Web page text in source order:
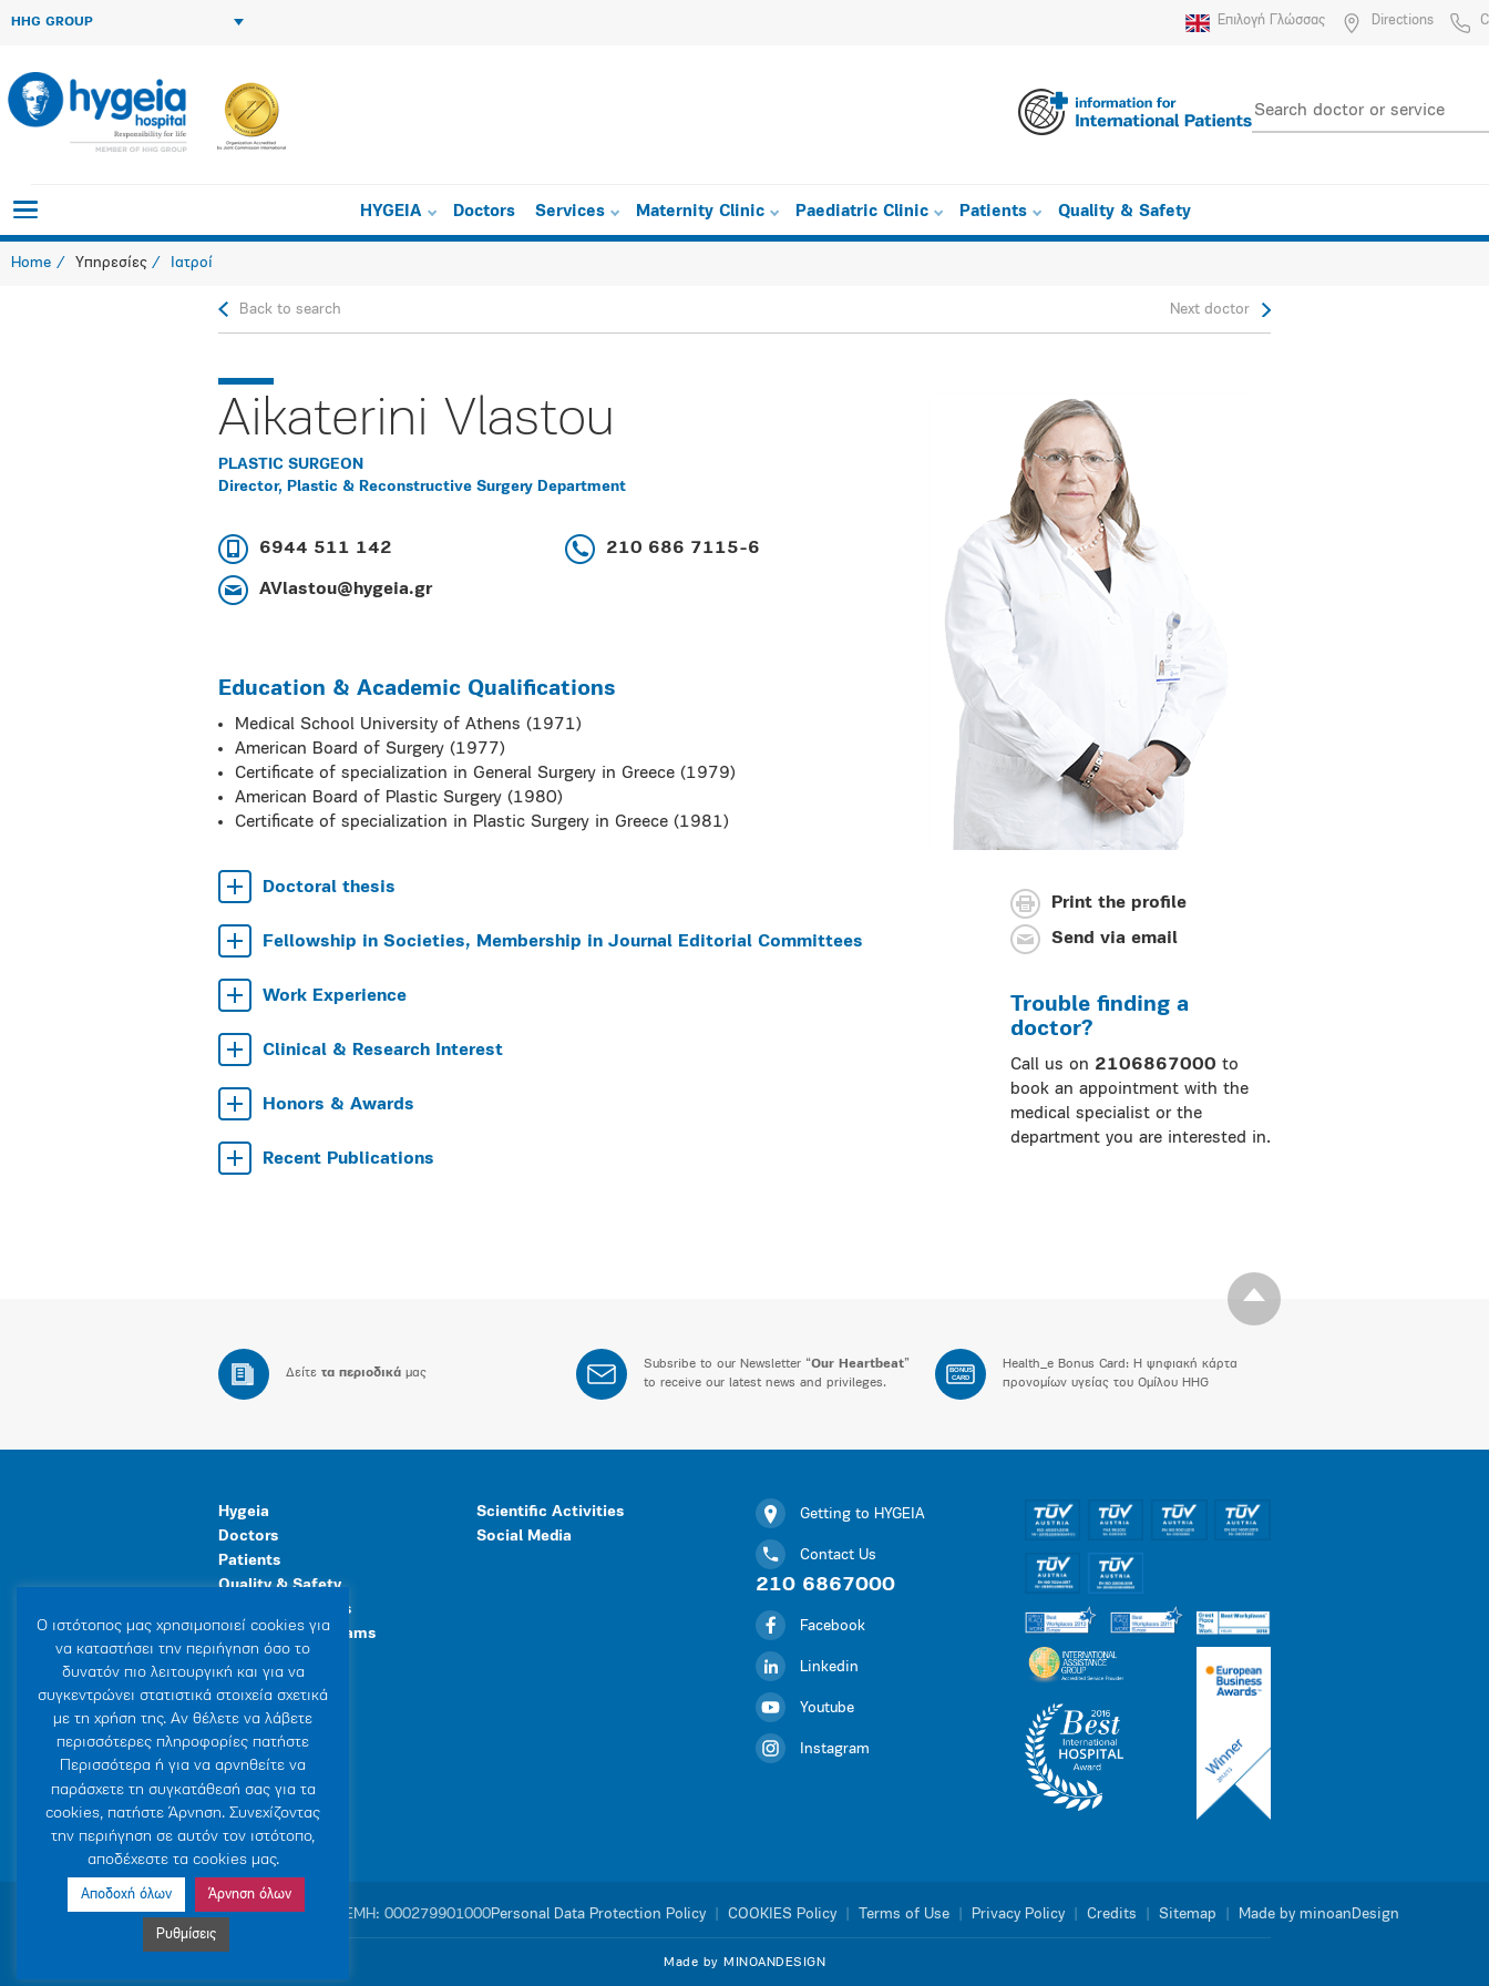
HHG GROUP Επιλογή Γλώσσας Directions
HYGEIA Doctors Services Maternity Clinic Paediatric Clinic Patients Quality & Safety
Home Υπηρεσίες Ιατροί
Back to search Next doctor
Aikaterini Vlastou
PLASTIC SURGEON
Director, Plastic & Reconstructive Surgery Department
6944 511 142 210 686 7115-6
AVlastou@hygeia.gr
Education & Academic Qualifications
Medical School University of Athens (1971)
American Board of Surgery (1977)
Certificate of specialization in General Surgery in Greece (1979)
American Board of Plastic Surgery (1980)
Certificate of specialization in Plastic Surgery in Greece (1981)
Doctoral thesis
Fellowship in Societies, Membership in Journal Editorial Committees
Work Experience
Clinical & Research Interest
Honors & Awards
Recent Publications
Print the profile
Send via email
Trouble finding a
doctor?
Call us on 2106867000 to
book an appointment with the
medical specialist or the
department you are interested in.
Δείτε τα περιοδικά μας
Subsribe to our Newsletter “Our Heartbeat”
to receive our latest news and privileges.
BONUS
CARD
Health_e Bonus Card: H ψηφιακή κάρτα
προνομίων υγείας του Ομίλου HHG
Hygeia
Doctors
Patients
Quality & Safety
Human Resources
Healthcare Programs
General Facilities
Scientific Activities
Social Media
Getting to HYGEIA
Contact Us
210 6867000
Facebook
Linkedin
Youtube
Instagram
© 2007-2026 HYGEIA S.M.S.A. ΓΕΜΗ: 000279901000Personal Data Protection Policy COOKIES Policy Terms of Use Privacy Policy Credits Sitemap Made by minoanDesign
Made by MINOANDESIGN
Ο ιστότοπoς μας χρησιμοποιεί cookies για
να καταστήσει την περιήγηση όσο το
δυνατόν πιο λειτουργική και για να
συγκεντρώνει στατιστικά στοιχεία σχετικά
με τη χρήση της. Αν θέλετε να λάβετε
περισσότερες πληροφορίες πατήστε
Περισσότερα ή για να αρνηθείτε να
παράσχετε τη συγκατάθεσή σας για τα
cookies, πατήστε Άρνηση. Συνεχίζοντας
την περιήγηση σε αυτόν τον ιστότοπο,
αποδέχεστε τα cookies μας.
Αποδοχή όλων Άρνηση όλων
Ρυθμίσεις